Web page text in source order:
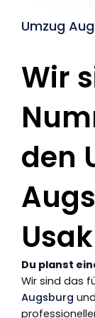
Umzug
Wir
den
Usak
Du planst
Wir sind das
Augsburg